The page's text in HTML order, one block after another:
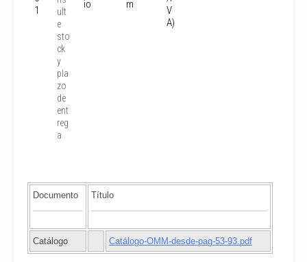
1
ult
e
sto
ck
y
pla
zo
de
ent
reg
a
io
m
V
A)
Documento Título
Catálogo Catálogo-OMM-desde-pag-53-93.pdf